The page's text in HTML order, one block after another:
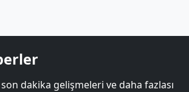
dakika gelişmeleri ve daha fazlası